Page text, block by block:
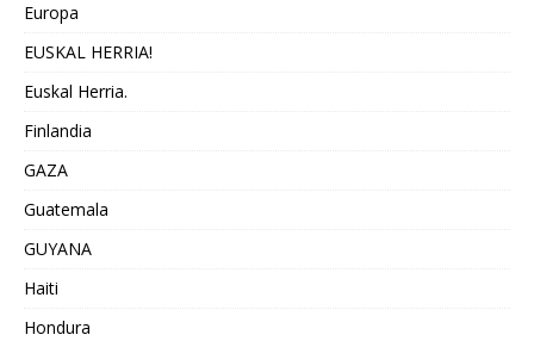
Europa
EUSKAL HERRIA!
Euskal Herria.
Finlandia
GAZA
Guatemala
GUYANA
Haiti
Hondura